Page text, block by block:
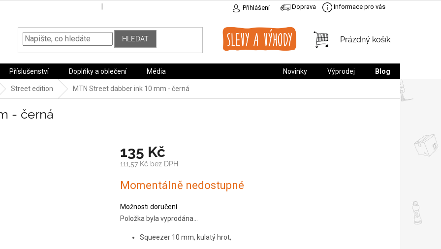
Přihlášení Doprava Informace pro vás
HLEDAT
NÁKUPNÍ
Prázdný košík
Příslušenství Doplňky a oblečení Média Novinky Výprodej Blog
Street edition MTN Street dabber ink 10 mm - černá
- černá
135 Kč
111,57 Kč bez DPH
cena:
Momentálně nedostupné
Možnosti doručení
Položka byla vyprodána…
Squeezer 10 mm, kulatý hrot,